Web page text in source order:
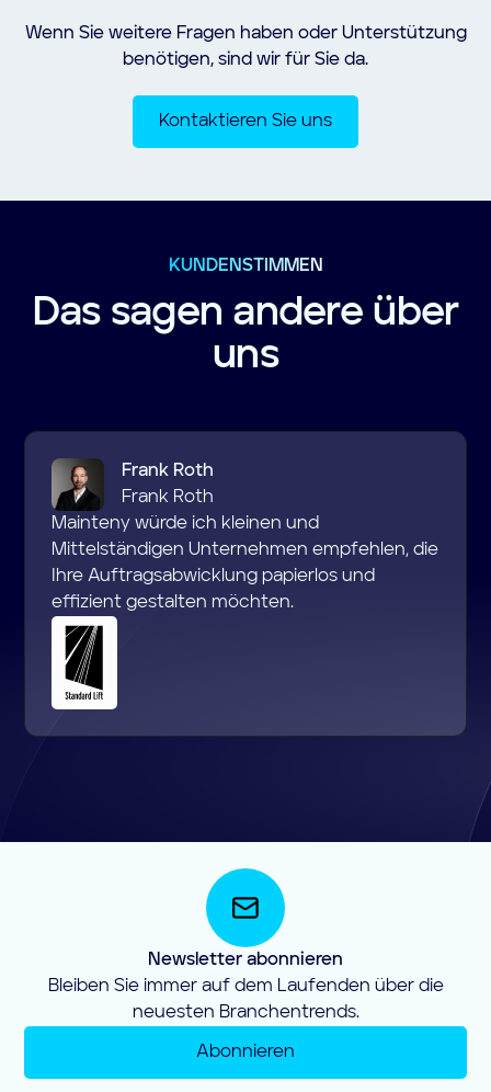
technischen Angaben – werden direkt in Ihrem
autarc-Dashboard gespeichert. So bleibt keine
Information auf der Strecke und Ihr Team kann
direkt reagieren. Jeder Anruf ist zudem als
Audioaufnahme abrufbar, ergänzt durch eine
gestalten.
Wenn Sie weitere Fragen haben oder Unterstützung
benötigen, sind wir für Sie da.
Kontaktieren Sie uns
KUNDENSTIMMEN
Das sagen andere über
uns
Frank Roth
Frank Roth
Mainteny würde ich kleinen und
Mittelständigen Unternehmen empfehlen, die
Ihre Auftragsabwicklung papierlos und
effizient gestalten möchten.
Newsletter abonnieren
Bleiben Sie immer auf dem Laufenden über die
neuesten Branchentrends.
Abonnieren